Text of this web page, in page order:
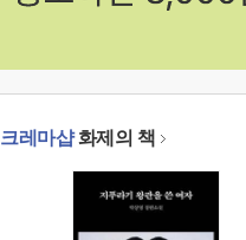
크레마샵화제의 책